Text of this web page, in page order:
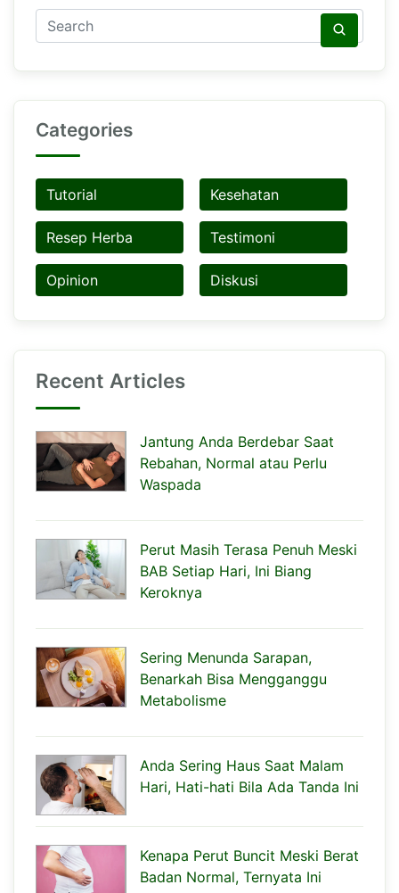
Categories
Tutorial Kesehatan
Resep Herba Testimoni
Opinion Diskusi
Recent Articles
Jantung Anda Berdebar Saat
Rebahan, Normal atau Perlu
Waspada
Perut Masih Terasa Penuh Meski
BAB Setiap Hari, Ini Biang
Keroknya
Sering Menunda Sarapan,
Benarkah Bisa Mengganggu
Metabolisme
Anda Sering Haus Saat Malam
Hari, Hati-hati Bila Ada Tanda Ini
Kenapa Perut Buncit Meski Berat
Badan Normal, Ternyata Ini